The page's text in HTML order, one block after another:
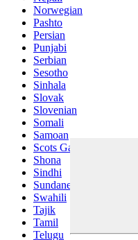
Norwegian
Pashto
Persian
Punjabi
Serbian
Sesotho
Sinhala
Slovak
Slovenian
Somali
Samoan
Scots Gaelic
Shona
Sindhi
Sundanese
Swahili
Tajik
Tamil
Telugu